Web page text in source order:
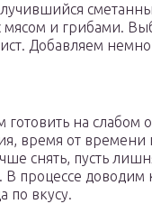
мясом и грибами.
Добавляем
на слабом
время от
снять, пусть
В процессе доводим
по вкусу.